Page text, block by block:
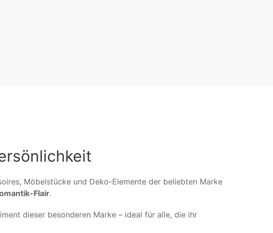
Möbelstücke und Deko-Elemente der beliebten Marke
Flair.
dieser besonderen Marke – ideal für alle, die ihr